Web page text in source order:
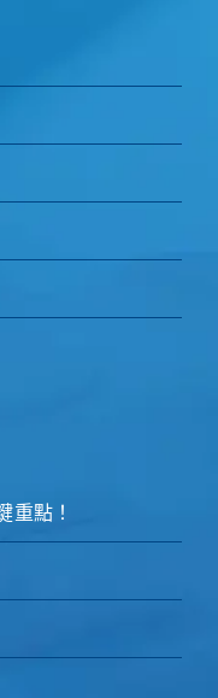
重點！